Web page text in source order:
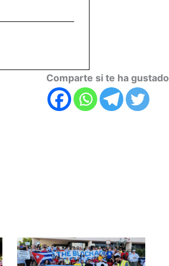
Comparte si te ha gustado